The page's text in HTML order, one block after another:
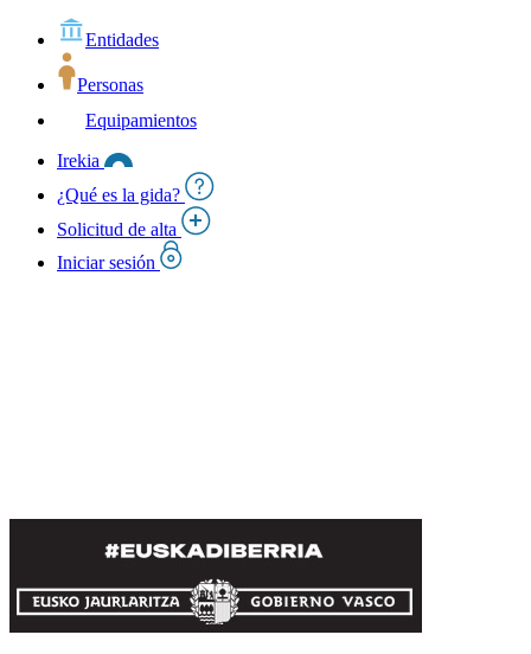
Entidades
Personas
Equipamientos
Irekia
¿Qué es la gida?
Solicitud de alta
Iniciar sesión